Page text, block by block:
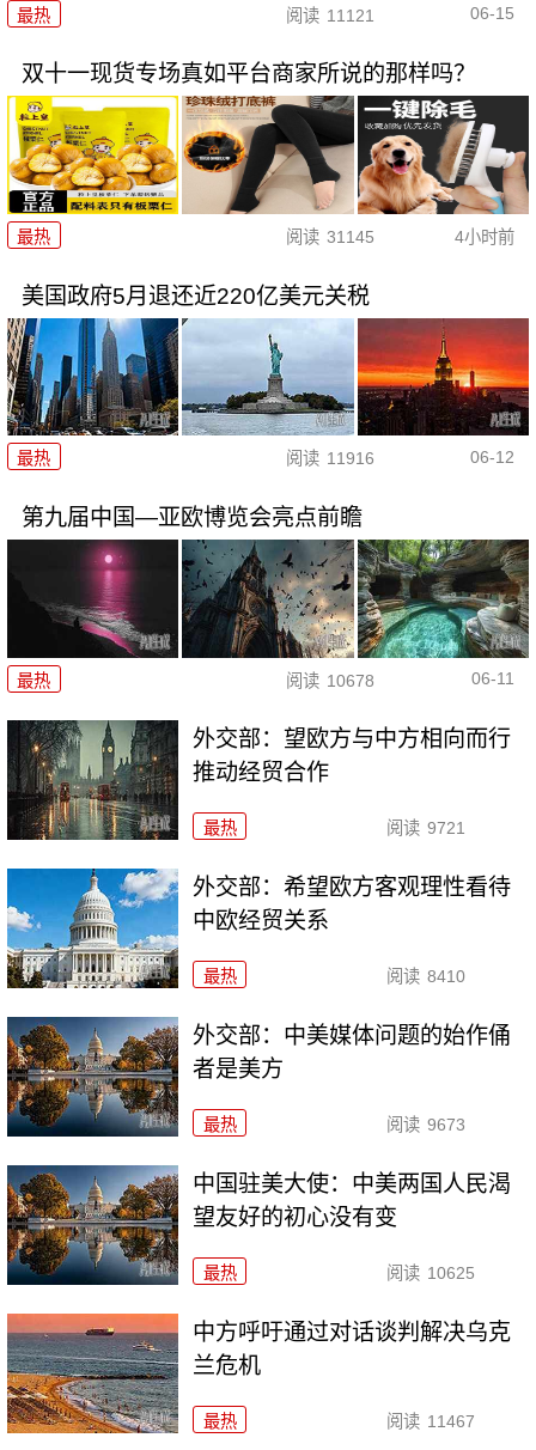
最热 阅读 11121 06-15
双十一现货专场真如平台商家所说的那样吗？
最热 阅读 31145 4小时前
美国政府5月退还近220亿美元关税
最热 阅读 11916 06-12
第九届中国—亚欧博览会亮点前瞻
最热 阅读 10678 06-11
外交部：望欧方与中方相向而行
推动经贸合作
最热 阅读 9721
外交部：希望欧方客观理性看待
中欧经贸关系
最热 阅读 8410
外交部：中美媒体问题的始作俑
者是美方
最热 阅读 9673
中国驻美大使：中美两国人民渴
望友好的初心没有变
最热 阅读 10625
中方呼吁通过对话谈判解决乌克
兰危机
最热 阅读 11467